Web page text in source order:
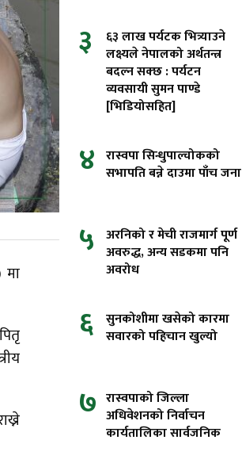
मा
३
६३ लाख पर्यटक भित्र्याउने
लक्ष्यले नेपालको अर्थतन्त्र
बदल्न सक्छ : पर्यटन
व्यवसायी सुमन पाण्डे
[भिडियोसहित]
४ रास्वपा सिन्धुपाल्चोकको
सभापति बन्ने दाउमा पाँच जना
५ अरनिको र मेची राजमार्ग पूर्ण
अवरुद्ध, अन्य सडकमा पनि
अवरोध
६ सुनकोशीमा खसेको कारमा
सवारको पहिचान खुल्यो
७ रास्वपाको जिल्ला
अधिवेशनको निर्वाचन
कार्यतालिका सार्वजनिक